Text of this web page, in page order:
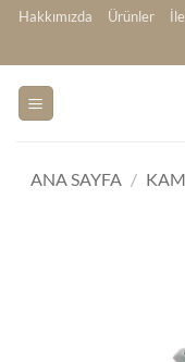
İçeriğe
Hakkımızda Ürünler
ANA SAYFA /